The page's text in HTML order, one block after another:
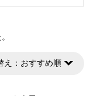
え： おすすめ順